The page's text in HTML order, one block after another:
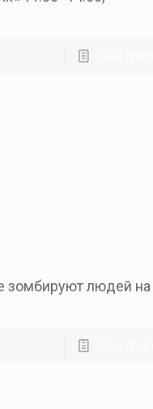
зомбируют людей на